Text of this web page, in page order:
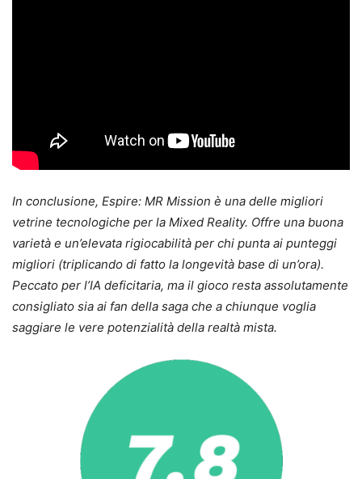
In conclusione, Espire: MR Mission è una delle migliori
vetrine tecnologiche per la Mixed Reality. Offre una buona
varietà e un’elevata rigiocabilità per chi punta ai punteggi
migliori (triplicando di fatto la longevità base di un’ora).
Peccato per l’IA deficitaria, ma il gioco resta assolutamente
consigliato sia ai fan della saga che a chiunque voglia
saggiare le vere potenzialità della realtà mista.